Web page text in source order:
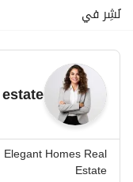
نُشِر في
Elegant Homes Real
Estate